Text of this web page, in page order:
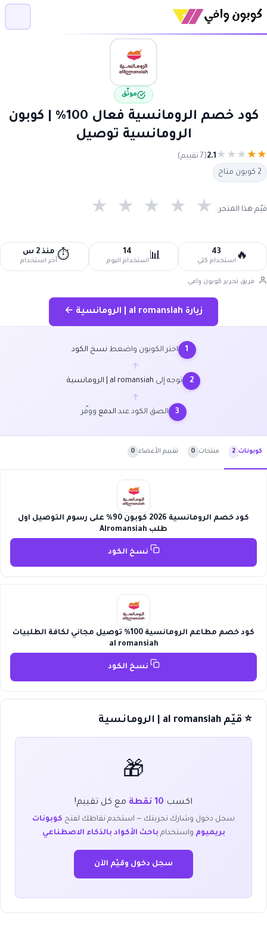
موثّق
كود خصم الرومانسية فعال 100% | كوبون
الرومانسية توصيل
★
★
★
★
★
2.1(7 تقييم)
2 كوبون متاح
قيّم هذا المتجر: ★ ★ ★ ★ ★
🔥
43
استخدام كلي 📊
14
استخدام اليوم ⏱️ منذ 2 س
آخر استخدام
فريق تحرير كوبون وافي
زيارة al romansiah | الرومانسية ←
1 اختر الكوبون واضغط نسخ الكود
←
2 توجه إلى al romansiah | الرومانسية
←
3 الصق الكود عند الدفع ووفّر
كوبونات 2 منتجات 0 تقييم الأعضاء 0
كود خصم الرومانسية 2026 كوبون 90% على رسوم التوصيل اول
طلب Alromansiah
نسخ الكود
كود خصم مطاعم الرومانسية 100% توصيل مجاني لكافة الطلبيات
al romansiah
نسخ الكود
⭐ قيّم al romansiah | الرومانسية
🎁
اكسب 10 نقطة مع كل تقييم!
سجل دخول وشارك تجربتك — استخدم نقاطك لفتح كوبونات
بريميوم واستخدام باحث الأكواد بالذكاء الاصطناعي
سجل دخول وقيّم الآن